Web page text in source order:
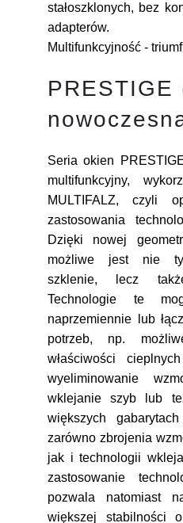
stałoszklonych, bez
adapterów.
Multifunkcyjność -
Seria okien
multifunkcyjny,
MULTIFALZ, czyli
zastosowania
Dzięki nowej
możliwe jest nie
szklenie, lecz
Technologie te
naprzemiennie lub
potrzeb, np.
właściwości
wyeliminowanie
wklejanie szyb lub
większych
zarówno zbrojenia
jak i technologii
zastosowanie
pozwala natomiast
większej stabilności